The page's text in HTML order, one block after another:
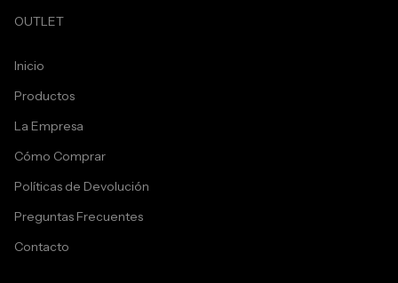
OUTLET
Inicio
Productos
La Empresa
Cómo Comprar
Políticas de Devolución
Preguntas Frecuentes
Contacto